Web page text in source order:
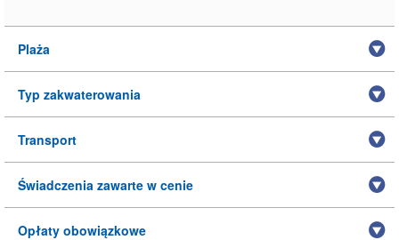
Plaża
Typ zakwaterowania
Transport
Świadczenia zawarte w cenie
Opłaty obowiązkowe